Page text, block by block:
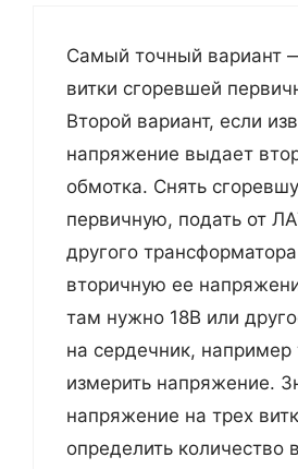
Самый точный вариант
витки сгоревшей
Второй вариант, если
напряжение выдает
обмотка. Снять
первичную, подать от
другого
вторичную ее
там нужно 18В или
на сердечник, например
измерить напряжение.
напряжение на трех
определить количество